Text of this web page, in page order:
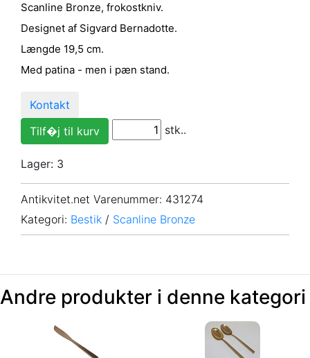
Scanline Bronze, frokostkniv.
Designet af Sigvard Bernadotte.
Længde 19,5 cm.
Med patina - men i pæn stand.
Kontakt
stk..
Lager: 3
Antikvitet.net Varenummer: 431274
Kategori: Bestik / Scanline Bronze
Andre produkter i denne kategori